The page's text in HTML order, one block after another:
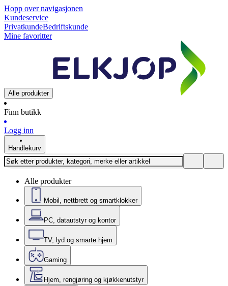
Hopp over navigasjonen
Kundeservice
PrivatkundeBedriftskunde
Mine favoritter
Alle produkter
Finn butikk
Logg inn
Handlekurv
Alle produkter
Mobil, nettbrett og smartklokker
PC, datautstyr og kontor
TV, lyd og smarte hjem
Gaming
Hjem, rengjøring og kjøkkenutstyr